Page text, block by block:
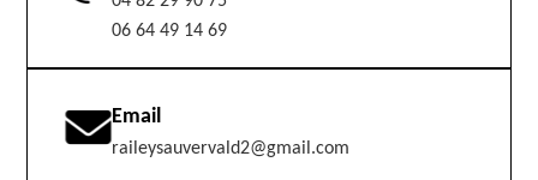
06 64 49 14 69
Email
raileysauvervald2@gmail.com